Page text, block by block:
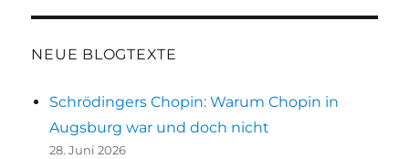
NEUE BLOGTEXTE
Schrödingers Chopin: Warum Chopin in
Augsburg war und doch nicht
28. Juni 2026